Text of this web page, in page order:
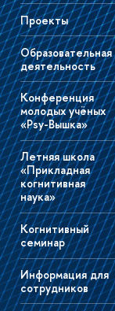
Проекты
Образовательная
деятельность
Конференция
молодых учёных
«Psy-Вышка»
Летняя школа
«Прикладная
когнитивная
наука»
Когнитивный
семинар
Информация для
сотрудников